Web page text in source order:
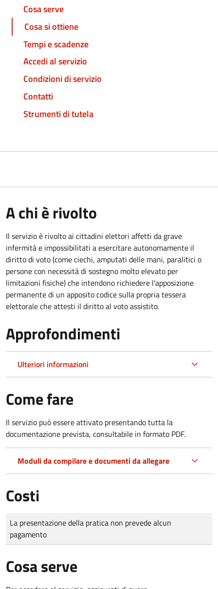
Cosa serve
Cosa si ottiene
Tempi e scadenze
Accedi al servizio
Condizioni di servizio
Contatti
Strumenti di tutela
A chi è rivolto
Il servizio è rivolto ai cittadini elettori affetti da grave
infermità e impossibilitati a esercitare autonomamente il
diritto di voto (come ciechi, amputati delle mani, paralitici o
persone con necessità di sostegno molto elevato per
limitazioni fisiche) che intendono richiedere l'apposizione
permanente di un apposito codice sulla propria tessera
elettorale che attesti il diritto al voto assistito.
Approfondimenti
Ulteriori informazioni
Come fare
Il servizio può essere attivato presentando tutta la
documentazione prevista, consultabile in formato PDF.
Moduli da compilare e documenti da allegare
Costi
Tipo di pagamento
Importo
La presentazione della pratica non prevede alcun
pagamento
Cosa serve